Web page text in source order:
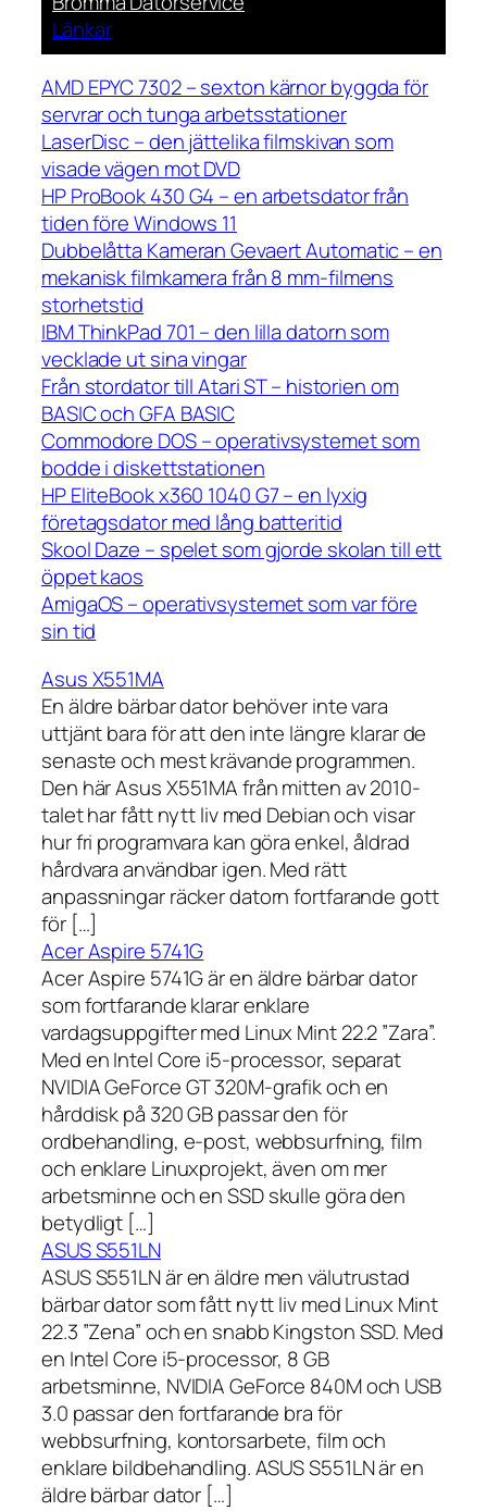
Länkar
AMD EPYC 7302 – sexton kärnor byggda för
servrar och tunga arbetsstationer
LaserDisc – den jättelika filmskivan som
visade vägen mot DVD
HP ProBook 430 G4 – en arbetsdator från
tiden före Windows 11
Dubbelåtta Kameran Gevaert Automatic – en
mekanisk filmkamera från 8 mm-filmens
storhetstid
IBM ThinkPad 701 – den lilla datorn som
vecklade ut sina vingar
Från stordator till Atari ST – historien om
BASIC och GFA BASIC
Commodore DOS – operativsystemet som
bodde i diskettstationen
HP EliteBook x360 1040 G7 – en lyxig
företagsdator med lång batteritid
Skool Daze – spelet som gjorde skolan till ett
öppet kaos
AmigaOS – operativsystemet som var före
sin tid
Asus X551MA
En äldre bärbar dator behöver inte vara
uttjänt bara för att den inte längre klarar de
senaste och mest krävande programmen.
Den här Asus X551MA från mitten av 2010-
talet har fått nytt liv med Debian och visar
hur fri programvara kan göra enkel, åldrad
hårdvara användbar igen. Med rätt
anpassningar räcker datorn fortfarande gott
för […]
Acer Aspire 5741G
Acer Aspire 5741G är en äldre bärbar dator
som fortfarande klarar enklare
vardagsuppgifter med Linux Mint 22.2 ”Zara”.
Med en Intel Core i5-processor, separat
NVIDIA GeForce GT 320M-grafik och en
hårddisk på 320 GB passar den för
ordbehandling, e-post, webbsurfning, film
och enklare Linuxprojekt, även om mer
arbetsminne och en SSD skulle göra den
betydligt […]
ASUS S551LN
ASUS S551LN är en äldre men välutrustad
bärbar dator som fått nytt liv med Linux Mint
22.3 ”Zena” och en snabb Kingston SSD. Med
en Intel Core i5-processor, 8 GB
arbetsminne, NVIDIA GeForce 840M och USB
3.0 passar den fortfarande bra för
webbsurfning, kontorsarbete, film och
enklare bildbehandling. ASUS S551LN är en
äldre bärbar dator […]